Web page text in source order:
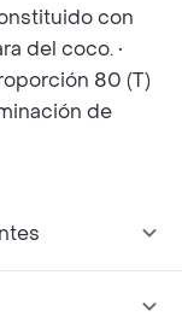
con
del coco. •
80 (T)
de